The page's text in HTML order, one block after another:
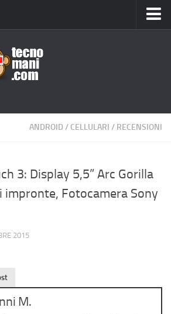
ANDROID / CELLULARI / RECENSIONI
3: Display 5,5” Arc Gorilla
impronte, Fotocamera Sony
2015
M.